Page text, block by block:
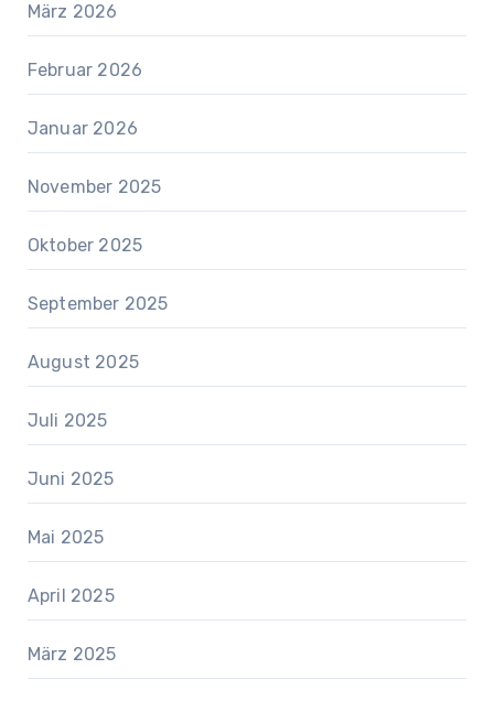
März 2026
Februar 2026
Januar 2026
November 2025
Oktober 2025
September 2025
August 2025
Juli 2025
Juni 2025
Mai 2025
April 2025
März 2025